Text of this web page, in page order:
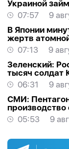
Украиной
07:57
9
В Японии
жертв
07:13
9
Зеленский:
тысяч солдат
06:31
9
СМИ:
05:53
9